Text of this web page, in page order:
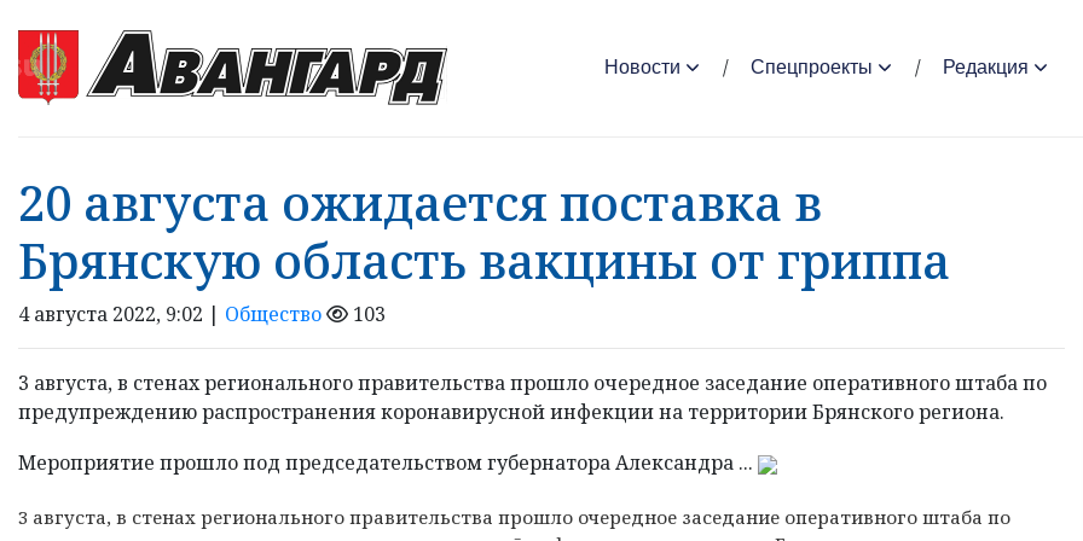
Новости Спецпроекты Редакция
20 августа ожидается поставка в
Брянскую область вакцины от гриппа
4 августа 2022, 9:02 | Общество 103
3 августа, в стенах регионального правительства прошло очередное заседание оперативного штаба по
предупреждению распространения коронавирусной инфекции на территории Брянского региона.
Мероприятие прошло под председательством губернатора Александра ...
3 августа, в стенах регионального правительства прошло очередное заседание оперативного штаба по